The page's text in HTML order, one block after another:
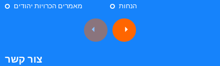
מאמרים הכרויות יהודים
הנחות
צור קשר